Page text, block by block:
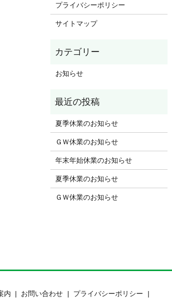
プライバシーポリシー
サイトマップ
お知らせ
夏季休業のお知らせ
ＧＷ休業のお知らせ
年末年始休業のお知らせ
夏季休業のお知らせ
ＧＷ休業のお知らせ
内 お問い合わせ
プライバシーポリシー